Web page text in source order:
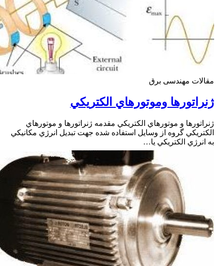
مهندسی برق
وموتورهاي الكتريكي
و موتورهاي الكتريكي مقدمه ژنراتورها و موتورهاي
گروه از وسايل استفاده شده جهت تبديل انرژي مكانيكي
الكتريكي يا…